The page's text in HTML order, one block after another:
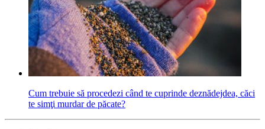
Cum trebuie să procedezi când te cuprinde deznădejdea, căci
te simţi murdar de păcate?